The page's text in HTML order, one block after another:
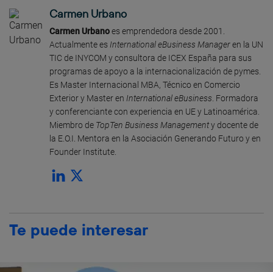
Carmen Urbano
Carmen Urbanoes emprendedora desde 2001.
Actualmente es International eBusiness Manageren la UN
TIC de INYCOM y consultora de ICEX España para sus
programas de apoyo a la internacionalización de pymes.
Es Master Internacional MBA, Técnico en Comercio
Exterior y Master en International eBusiness . Formadora
y conferenciante con experiencia en UE y Latinoamérica.
Miembro de TopTen Business Managementy docente de
la E.O.I. Mentora en la Asociación Generando Futuro y en
Founder Institute.
Te puede interesar